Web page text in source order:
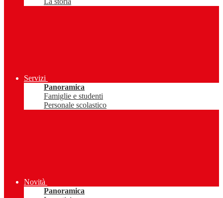
Servizi
Panoramica
Famiglie e studenti
Personale scolastico
Novità
Panoramica